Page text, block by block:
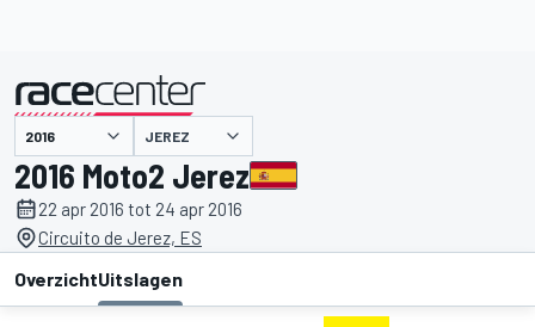
gepresenteerd door JEREZ
2016 Moto2 Jerez
22 apr 2016 tot 24 apr 2016
Circuito de Jerez, ES
OverzichtUitslagen